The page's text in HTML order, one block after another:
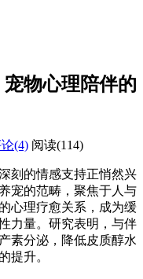
物心理陪伴的
(4) 阅读(114)
刻的情感支持正悄然兴
宠的范畴，聚焦于人与
心理疗愈关系，成为缓
力量。研究表明，与伴
素分泌，降低皮质醇水
提升。